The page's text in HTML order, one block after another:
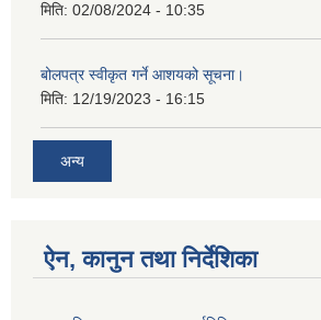
मिति: 02/08/2024 - 10:35
बोलपत्र स्वीकृत गर्ने आशयको सूचना।
मिति: 12/19/2023 - 16:15
अन्य
ऐन, कानुन तथा निर्देशिका